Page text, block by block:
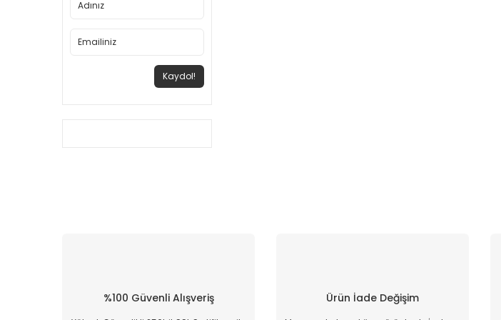
Kaydol!
%100 Güvenli Alışveriş Ürün İade Değişim